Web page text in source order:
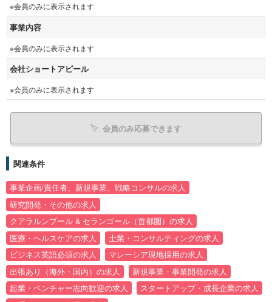
※会員のみに表示されます
事業内容
※会員のみに表示されます
会社ショートアピール
※会員のみに表示されます
会員のみ応募できます
関連条件
事業企画/責任者、新規事業、戦略コンサルの求人
研究開発・その他の求人
クアラルンプール & セランゴール（首都圏）の求人
医療・ヘルスケアの求人
士業・コンサルティングの求人
ビジネス英語必須の求人
マレーシア現地採用の求人
出張あり（海外・国内）の求人
新規事業・事業開発の求人
起業・ベンチャー志向歓迎の求人
スタートアップ・成長企業の求人